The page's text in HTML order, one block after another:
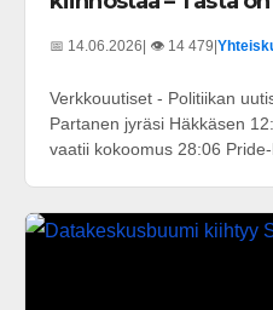
📅 14.06.2026| 👁️ 14 479|
Verkkouutiset - Politiikan
Partanen jyräsi Häkkäsen
vaatii kokoomus 28:06